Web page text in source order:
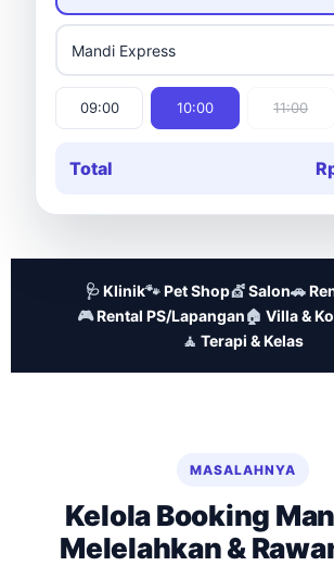
Mandi Express
09:00 10:00 11:00
Total
🩺Klinik🐾Pet Shop💇Salon🚗
🎮Rental PS/Lapangan🏠 Villa &
🧘 Terapi & Kelas
MASALAHNYA
Kelola Booking
Melelahkan &